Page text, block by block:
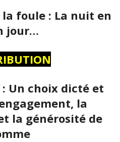
foule : La nuit en
jour…
: Un choix dicté et
la
la générosité de